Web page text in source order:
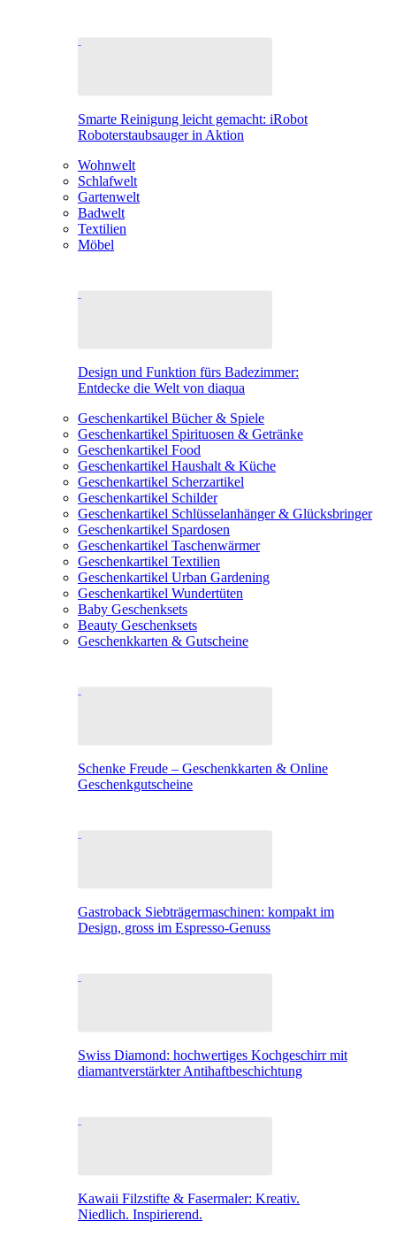
Smarte Reinigung leicht gemacht: iRobot
Roboterstaubsauger in Aktion
Wohnwelt
Schlafwelt
Gartenwelt
Badwelt
Textilien
Möbel
Design und Funktion fürs Badezimmer:
Entdecke die Welt von diaqua
Geschenkartikel Bücher & Spiele
Geschenkartikel Spirituosen & Getränke
Geschenkartikel Food
Geschenkartikel Haushalt & Küche
Geschenkartikel Scherzartikel
Geschenkartikel Schilder
Geschenkartikel Schlüsselanhänger & Glücksbringer
Geschenkartikel Spardosen
Geschenkartikel Taschenwärmer
Geschenkartikel Textilien
Geschenkartikel Urban Gardening
Geschenkartikel Wundertüten
Baby Geschenksets
Beauty Geschenksets
Geschenkkarten & Gutscheine
Schenke Freude – Geschenkkarten & Online
Geschenkgutscheine
Gastroback Siebträgermaschinen: kompakt im
Design, gross im Espresso-Genuss
Swiss Diamond: hochwertiges Kochgeschirr mit
diamantverstärkter Antihaftbeschichtung
Kawaii Filzstifte & Fasermaler: Kreativ.
Niedlich. Inspirierend.